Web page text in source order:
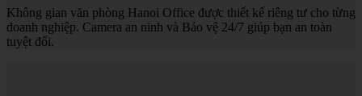
Không gian văn phòng Hanoi Office được thiết kế riêng tư cho từng
doanh nghiệp. Camera an ninh và Bảo vệ 24/7 giúp bạn an toàn
tuyệt đối.